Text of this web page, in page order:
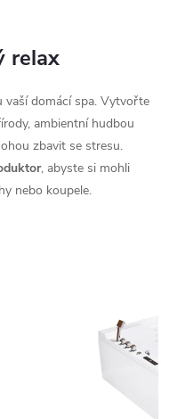
relax
vaší domácí spa. Vytvořte
ambientní hudbou
zbavit se stresu.
, abyste si mohli
nebo koupele.